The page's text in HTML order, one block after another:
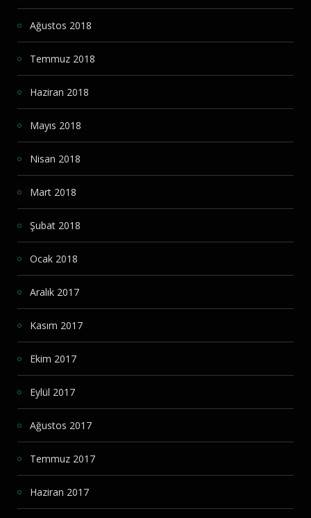
Ağustos 2018
Temmuz 2018
Haziran 2018
Mayıs 2018
Nisan 2018
Mart 2018
Şubat 2018
Ocak 2018
Aralık 2017
Kasım 2017
Ekim 2017
Eylül 2017
Ağustos 2017
Temmuz 2017
Haziran 2017